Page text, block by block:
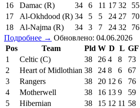
16
Damac (R) 34 6 11 17 32 55
17
Al-Okhdood (R) 34 5 5 24 27 70
18
Al-Najma (R) 34 3 7 24 32 76
Подробнее → Обновлено: 04.06.2026
Pos
Team Pld W D L GF
1
Celtic (C) 38 26 4 8 73
2
Heart of Midlothian 38 24 8 6 67
3
Rangers 38 20 12 6 76
4
Motherwell 38 16 13 9 59
5
Hibernian 38 15 12 11 58